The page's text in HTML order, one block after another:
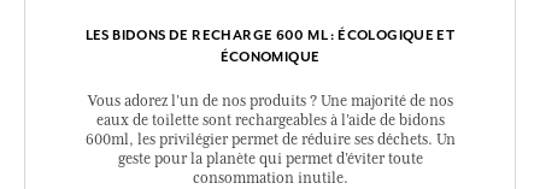
LES BIDONS DE RECHARGE 600 ML : ÉCOLOGIQUE ET
ÉCONOMIQUE
Vous adorez l’un de nos produits ? Une majorité de nos
eaux de toilette sont rechargeables à l’aide de bidons
600ml, les privilégier permet de réduire ses déchets. Un
geste pour la planète qui permet d’éviter toute
consommation inutile.